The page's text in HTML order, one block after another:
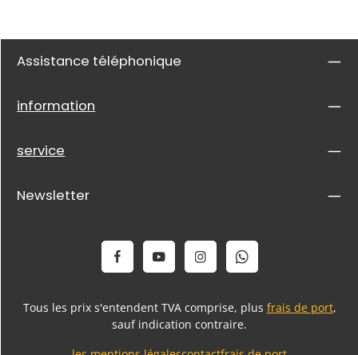
Assistance téléphonique
information
service
Newsletter
Tous les prix s'entendent TVA comprise, plus frais de port,
sauf indication contraire.